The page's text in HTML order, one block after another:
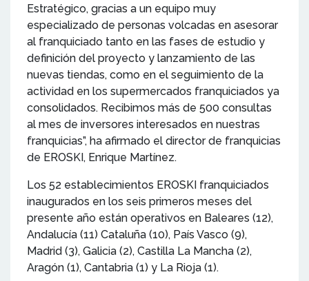
Estratégico, gracias a un equipo muy
especializado de personas volcadas en asesorar
al franquiciado tanto en las fases de estudio y
definición del proyecto y lanzamiento de las
nuevas tiendas, como en el seguimiento de la
actividad en los supermercados franquiciados ya
consolidados. Recibimos más de 500 consultas
al mes de inversores interesados en nuestras
franquicias”, ha afirmado el director de franquicias
de EROSKI, Enrique Martínez.
Los 52 establecimientos EROSKI franquiciados
inaugurados en los seis primeros meses del
presente año están operativos en Baleares (12),
Andalucía (11) Cataluña (10), País Vasco (9),
Madrid (3), Galicia (2), Castilla La Mancha (2),
Aragón (1), Cantabria (1) y La Rioja (1).